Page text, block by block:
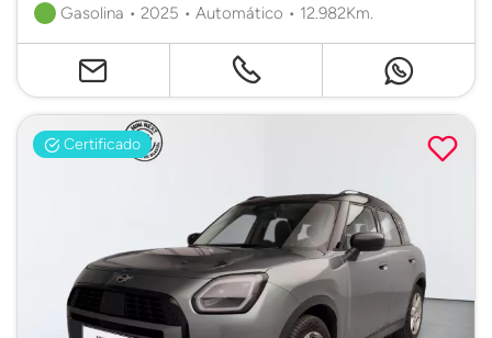
Gasolina • 2025 • Automático • 12.982Km.
Certificado